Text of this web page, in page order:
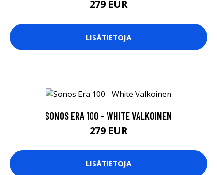
279 EUR
LISÄTIETOJA
SONOS ERA 100 - WHITE VALKOINEN
279 EUR
LISÄTIETOJA